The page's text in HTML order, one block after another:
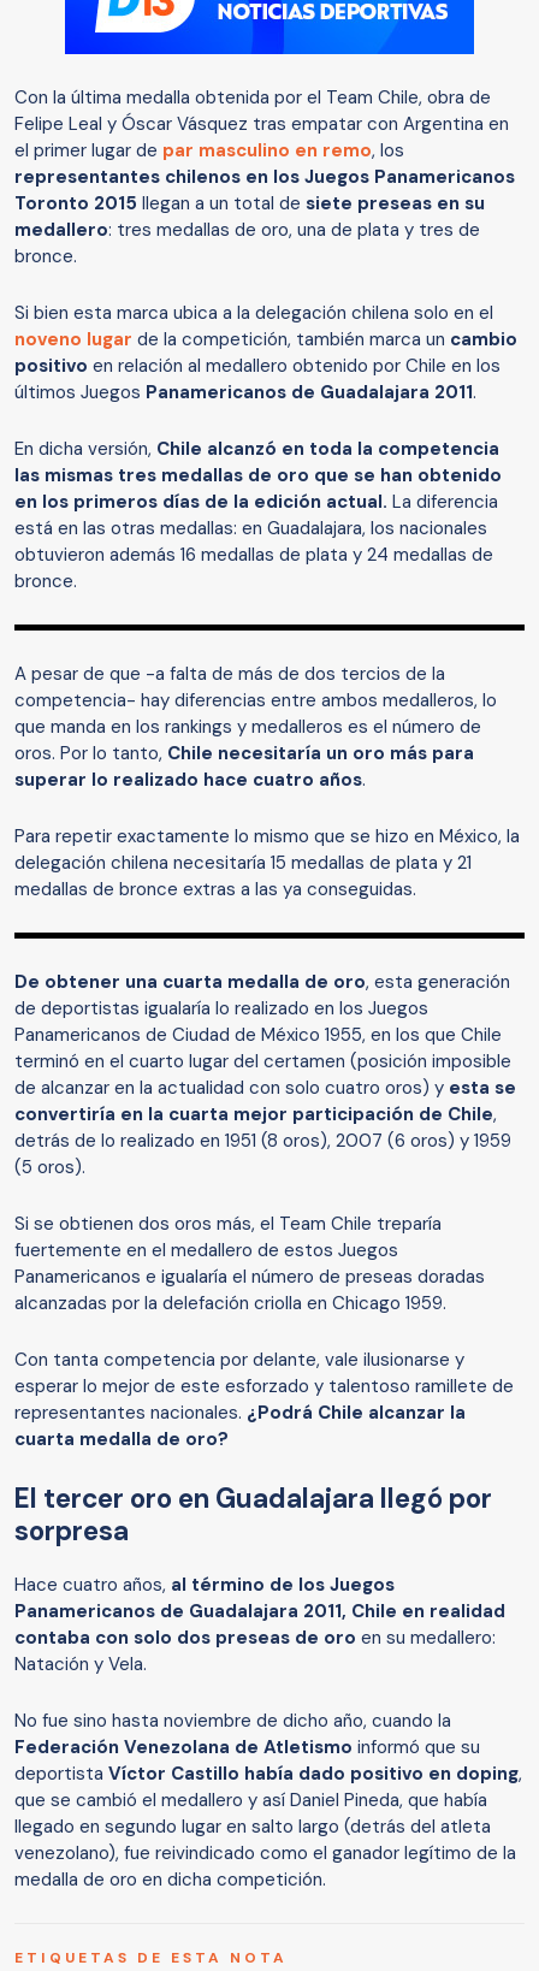
Con la última medalla obtenida por el Team Chile, obra de
Felipe Leal y Óscar Vásquez tras empatar con Argentina en
el primer lugar de par masculino en remo, los
representantes chilenos en los Juegos Panamericanos
Toronto 2015 llegan a un total de siete preseas en su
medallero: tres medallas de oro, una de plata y tres de
bronce.
Si bien esta marca ubica a la delegación chilena solo en el
noveno lugar de la competición, también marca un cambio
positivo en relación al medallero obtenido por Chile en los
últimos Juegos Panamericanos de Guadalajara 2011.
En dicha versión, Chile alcanzó en toda la competencia
las mismas tres medallas de oro que se han obtenido
en los primeros días de la edición actual. La diferencia
está en las otras medallas: en Guadalajara, los nacionales
obtuvieron además 16 medallas de plata y 24 medallas de
bronce.
A pesar de que -a falta de más de dos tercios de la
competencia- hay diferencias entre ambos medalleros, lo
que manda en los rankings y medalleros es el número de
oros. Por lo tanto, Chile necesitaría un oro más para
superar lo realizado hace cuatro años.
Para repetir exactamente lo mismo que se hizo en México, la
delegación chilena necesitaría 15 medallas de plata y 21
medallas de bronce extras a las ya conseguidas.
De obtener una cuarta medalla de oro, esta generación
de deportistas igualaría lo realizado en los Juegos
Panamericanos de Ciudad de México 1955, en los que Chile
terminó en el cuarto lugar del certamen (posición imposible
de alcanzar en la actualidad con solo cuatro oros) y esta se
convertiría en la cuarta mejor participación de Chile,
detrás de lo realizado en 1951 (8 oros), 2007 (6 oros) y 1959
(5 oros).
Si se obtienen dos oros más, el Team Chile treparía
fuertemente en el medallero de estos Juegos
Panamericanos e igualaría el número de preseas doradas
alcanzadas por la delefación criolla en Chicago 1959.
Con tanta competencia por delante, vale ilusionarse y
esperar lo mejor de este esforzado y talentoso ramillete de
representantes nacionales. ¿Podrá Chile alcanzar la
cuarta medalla de oro?
El tercer oro en Guadalajara llegó por
sorpresa
Hace cuatro años, al término de los Juegos
Panamericanos de Guadalajara 2011, Chile en realidad
contaba con solo dos preseas de oro en su medallero:
Natación y Vela.
No fue sino hasta noviembre de dicho año, cuando la
Federación Venezolana de Atletismo informó que su
deportista Víctor Castillo había dado positivo en doping,
que se cambió el medallero y así Daniel Pineda, que había
llegado en segundo lugar en salto largo (detrás del atleta
venezolano), fue reivindicado como el ganador legítimo de la
medalla de oro en dicha competición.
ETIQUETAS DE ESTA NOTA